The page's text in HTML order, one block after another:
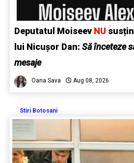
Deputatul Moiseev NU
lui Nicușor Dan: Să înceteze
mesaje
Oana Sava Aug 08, 2026
Stiri Botosani